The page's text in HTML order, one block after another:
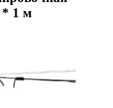
* 1 м